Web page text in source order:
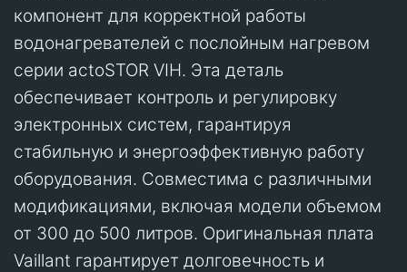
компонент для корректной работы
водонагревателей с послойным нагревом
серии actoSTOR VIH. Эта деталь
обеспечивает контроль и регулировку
электронных систем, гарантируя
стабильную и энергоэффективную работу
оборудования. Совместима с различными
модификациями, включая модели объемом
от 300 до 500 литров. Оригинальная плата
Vaillant гарантирует долговечность и